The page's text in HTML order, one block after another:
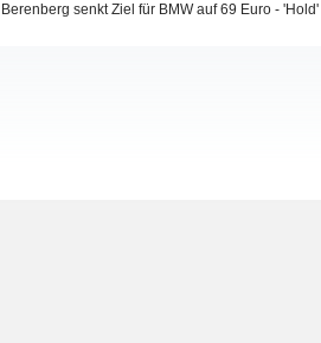
Berenberg senkt Ziel für BMW auf 69 Euro - 'Hold'